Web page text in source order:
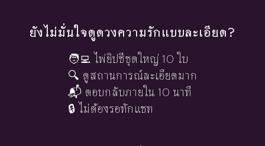
ยังไม่มั่นใจดูดวงความรักแบบละเอียด?
🧑‍💻 ไพ่ยิปซีชุดใหญ่ 10 ใบ
🔍 ดูสถานการณ์ละเอียดมาก
📬 ตอบกลับภายใน 10 นาที
🔒 ไม่ต้องรอทักแชท